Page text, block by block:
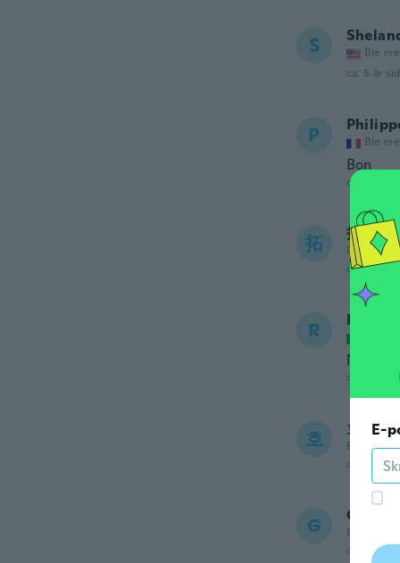
S
Ble
ca. 5 år
P Ble
Bon
ca. 5 år
拓 拓也
Ble med i
ca. 5 år
R
Non mi
ca. 5 år
호 호선
Ble med i
ca. 5 år
G Guhwa
Ble med i
ca. 5 år
E-